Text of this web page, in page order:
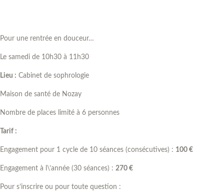
Pour une rentrée en douceur…
Le samedi de 10h30 à 11h30
Lieu : Cabinet de sophrologie
Maison de santé de Nozay
Nombre de places limité à 6 personnes
Tarif :
Engagement pour 1 cycle de 10 séances (consécutives) : 100 €
Engagement à l\’année (30 séances) : 270 €
Pour s’inscrire ou pour toute question :